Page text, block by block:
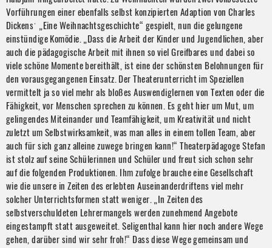
Vorführungen einer ebenfalls selbst konzipierten Adaption von Charles
Dickensˈ „Eine Weihnachtsgeschichte“ gespielt, nun die gelungene
einstündige Komödie. „Dass die Arbeit der Kinder und Jugendlichen, aber
auch die pädagogische Arbeit mit ihnen so viel Greifbares und dabei so
viele schöne Momente bereithält, ist eine der schönsten Belohnungen für
den vorausgegangenen Einsatz. Der Theaterunterricht im Speziellen
vermittelt ja so viel mehr als bloßes Auswendiglernen von Texten oder die
Fähigkeit, vor Menschen sprechen zu können. Es geht hier um Mut, um
gelingendes Miteinander und Teamfähigkeit, um Kreativität und nicht
zuletzt um Selbstwirksamkeit, was man alles in einem tollen Team, aber
auch für sich ganz alleine zuwege bringen kann!“ Theaterpädagoge Stefan
ist stolz auf seine Schülerinnen und Schüler und freut sich schon sehr
auf die folgenden Produktionen. Ihm zufolge brauche eine Gesellschaft
wie die unsere in Zeiten des erlebten Auseinanderdriftens viel mehr
solcher Unterrichtsformen statt weniger. „In Zeiten des
selbstverschuldeten Lehrermangels werden zunehmend Angebote
eingestampft statt ausgeweitet. Seligenthal kann hier noch andere Wege
gehen, darüber sind wir sehr froh!“ Dass diese Wege gemeinsam und